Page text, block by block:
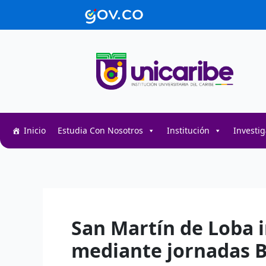
Inicio Estudia Con Nosotros Institución
San Martín de Loba
mediante jornadas